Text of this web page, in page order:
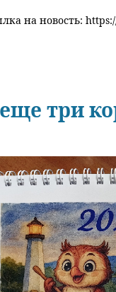
на новость:
три